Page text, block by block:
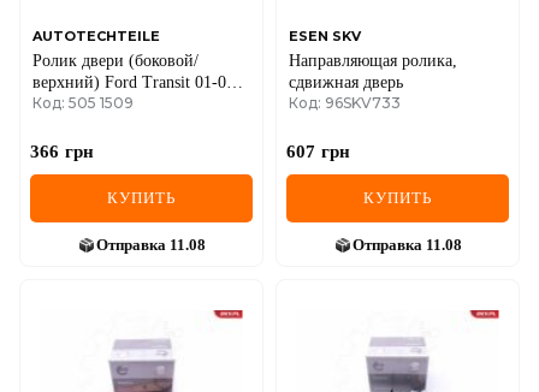
AUTOTECHTEILE
Ролик двери (боковой/
верхний) Ford Transit 01-06
(L)
Код: 505 1509
366 грн
КУПИТЬ
Отправка 11.08
ESEN SKV
Направляющая ролика,
сдвижная дверь
Код: 96SKV733
607 грн
КУПИТЬ
Отправка 11.08